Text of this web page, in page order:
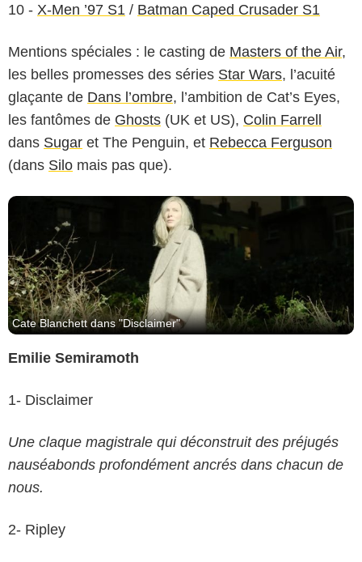
10 - X-Men ’97 S1 / Batman Caped Crusader S1
Mentions spéciales : le casting de Masters of the Air,
les belles promesses des séries Star Wars, l’acuité
glaçante de Dans l’ombre, l’ambition de Cat’s Eyes,
les fantômes de Ghosts (UK et US), Colin Farrell
dans Sugar et The Penguin, et Rebecca Ferguson
(dans Silo mais pas que).
Cate Blanchett dans "Disclaimer"
Emilie Semiramoth
1- Disclaimer
Une claque magistrale qui déconstruit des préjugés
nauséabonds profondément ancrés dans chacun de
nous.
2- Ripley